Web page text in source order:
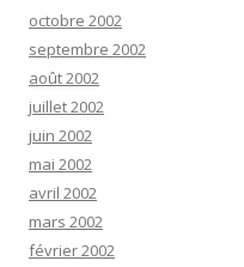
octobre 2002
septembre 2002
août 2002
juillet 2002
juin 2002
mai 2002
avril 2002
mars 2002
février 2002